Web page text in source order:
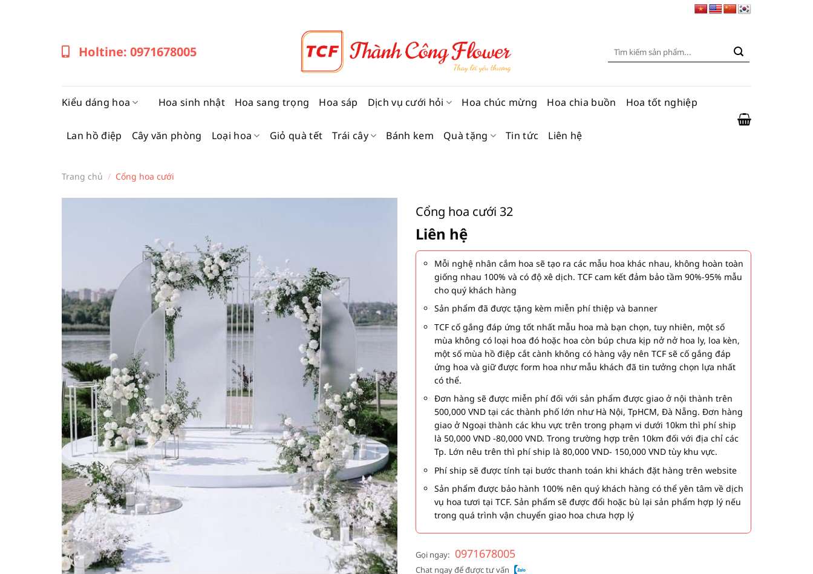
Holtine: 0971678005
Tìm
Kiểu dáng hoa Hoa sinh nhật Hoa sang trọng Hoa sáp Dịch vụ cưới hỏi Hoa chúc mừng Hoa chia buồn Hoa tốt nghiệp
Lan hồ điệp Cây văn phòng Loại hoa Giỏ quà tết Trái cây Bánh kem Quà tặng Tin tức Liên hệ
Trang chủ / Cổng hoa cưới
Cổng hoa cưới 32
Liên hệ
Mỗi nghệ nhân cắm hoa sẽ tạo ra các mẫu hoa khác nhau, không hoàn toàn
giống nhau 100% và có độ xê dịch. TCF cam kết đảm bảo tầm 90%-95% mẫu
cho quý khách hàng
Sản phẩm đã được tặng kèm miễn phí thiệp và banner
TCF cố gắng đáp ứng tốt nhất mẫu hoa mà bạn chọn, tuy nhiên, một số
mùa không có loại hoa đó hoặc hoa còn búp chưa kịp nở nở hoa ly, loa kèn,
một số mùa hồ điệp cắt cành không có hàng vậy nên TCF sẽ cố gắng đáp
ứng hoa và giữ được form hoa như mẫu khách đã tin tưởng chọn lựa nhất
có thể.
Đơn hàng sẽ được miễn phí đối với sản phẩm được giao ở nội thành trên
500,000 VND tại các thành phố lớn như Hà Nội, TpHCM, Đà Nẵng. Đơn hàng
giao ở Ngoại thành các khu vực trên trong phạm vi dưới 10km thì phí ship
là 50,000 VND -80,000 VND. Trong trường hợp trên 10km đối với địa chỉ các
Tp. Lớn nêu trên thì phí ship là 80,000 VND- 150,000 VND tùy khu vực.
Phí ship sẽ được tính tại bước thanh toán khi khách đặt hàng trên website
Sản phẩm được bảo hành 100% nên quý khách hàng có thể yên tâm về dịch
vụ hoa tươi tại TCF. Sản phẩm sẽ được đổi hoặc bù lại sản phẩm hợp lý nếu
trong quá trình vận chuyển giao hoa chưa hợp lý
Gọi ngay: 0971678005
Chat ngay để được tư vấn